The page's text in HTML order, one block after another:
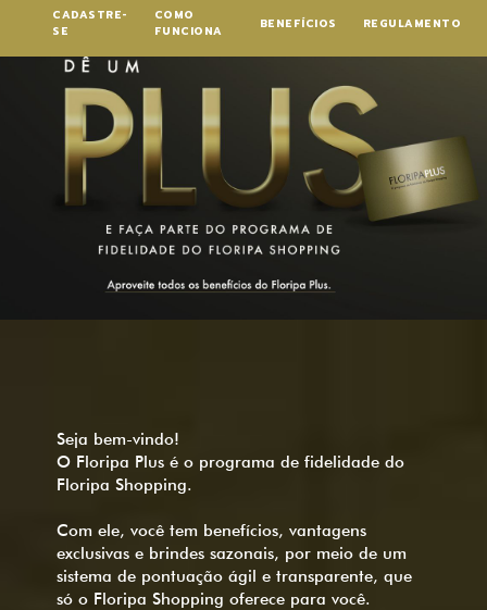
CADASTRE-
SE
COMO
FUNCIONA
BENEFÍCIOS REGULAMENTO
Seja bem-vindo!
O Floripa Plus é o programa de fidelidade do
Floripa Shopping.
Com ele, você tem benefícios, vantagens
exclusivas e brindes sazonais, por meio de um
sistema de pontuação ágil e transparente, que
só o Floripa Shopping oferece para você.